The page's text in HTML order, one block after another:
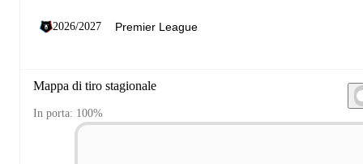
2026/2027
Mappa di tiro stagionale
In porta: 100%